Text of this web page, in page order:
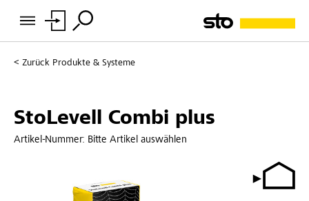
Zurück Produkte & Systeme
StoLevell Combi plus
Artikel-Nummer: Bitte Artikel auswählen